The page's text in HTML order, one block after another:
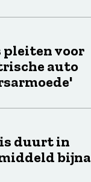
pleiten voor
auto
duurt in
bijna